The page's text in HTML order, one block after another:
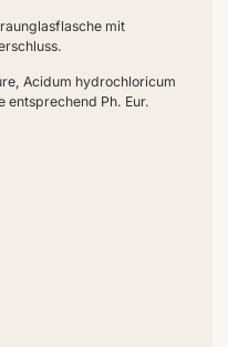
mit
Acidum hydrochloricum
entsprechend Ph. Eur.